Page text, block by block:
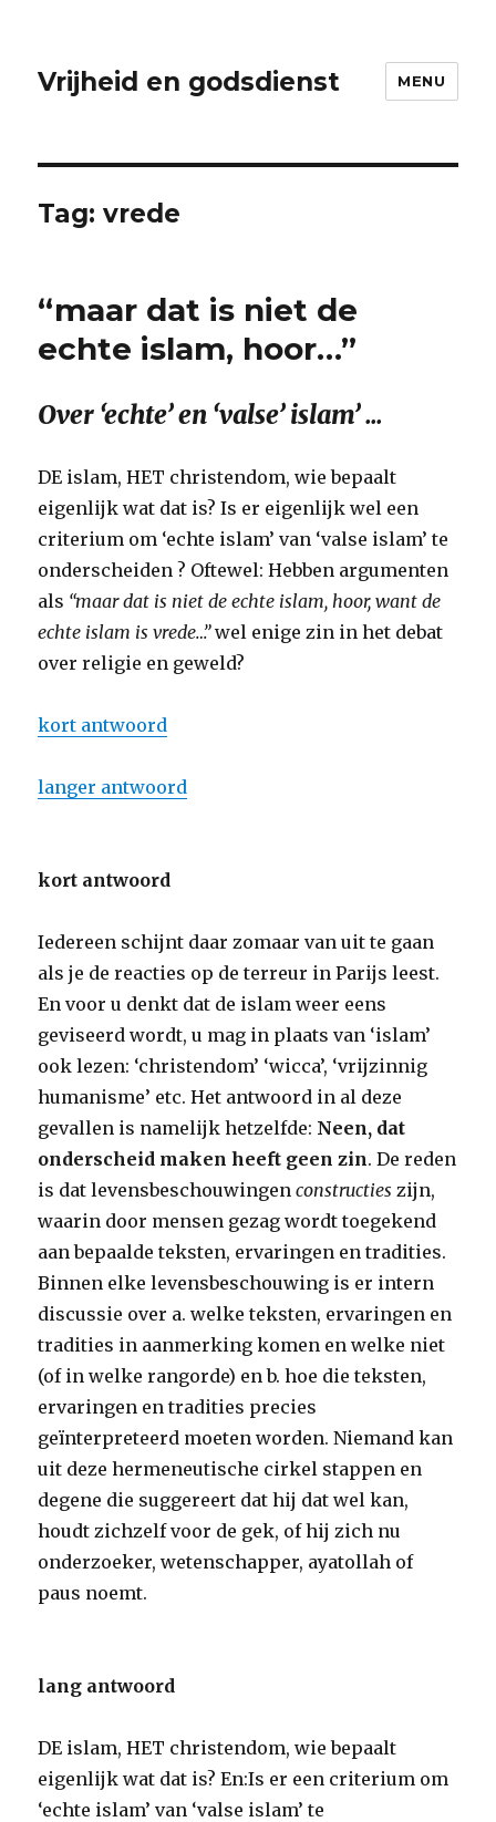
Vrijheid en godsdienst MENU
Tag:vrede
“maar dat is niet de
echte islam, hoor…”
Over ‘echte’ en ‘valse’ islam’ …
DE islam, HET christendom, wie bepaalt
eigenlijk wat dat is? Is er eigenlijk wel een
criterium om ‘echte islam’ van ‘valse islam’ te
onderscheiden ? Oftewel: Hebben argumenten
als “maar dat is niet de echte islam, hoor, want de
echte islam is vrede…”wel enige zin in het debat
over religie en geweld?
kort antwoord
langer antwoord
kort antwoord
Iedereen schijnt daar zomaar van uit te gaan
als je de reacties op de terreur in Parijs leest.
En voor u denkt dat de islam weer eens
geviseerd wordt, u mag in plaats van ‘islam’
ook lezen: ‘christendom’ ‘wicca’, ‘vrijzinnig
humanisme’ etc. Het antwoord in al deze
gevallen is namelijk hetzelfde: Neen, dat
onderscheid maken heeft geen zin. De reden
is dat levensbeschouwingenconstructies zijn,
waarin door mensen gezag wordt toegekend
aan bepaalde teksten, ervaringen en tradities.
Binnen elke levensbeschouwing is er intern
discussie over a. welke teksten, ervaringen en
tradities in aanmerking komen en welke niet
(of in welke rangorde) en b. hoe die teksten,
ervaringen en tradities precies
geïnterpreteerd moeten worden. Niemand kan
uit deze hermeneutische cirkel stappen en
degene die suggereert dat hij dat wel kan,
houdt zichzelf voor de gek, of hij zich nu
onderzoeker, wetenschapper, ayatollah of
paus noemt.
lang antwoord
DE islam, HET christendom, wie bepaalt
eigenlijk wat dat is? En:Is er een criterium om
‘echte islam’ van ‘valse islam’ te